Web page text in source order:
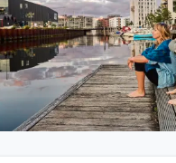
für spannende
in die Umgebung.
an Land
Schiffsreisen